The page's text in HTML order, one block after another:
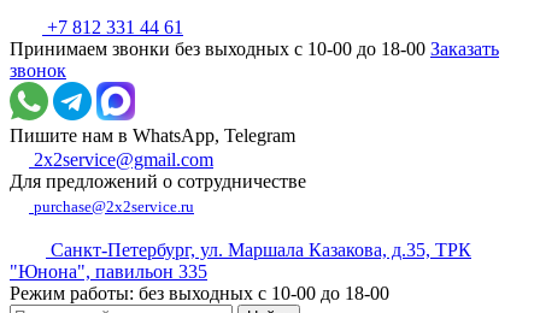
+7 812 331 44 61
Принимаем звонки без выходных с 10-00 до 18-00 Заказать
звонок
Пишите нам в WhatsApp, Telegram
2x2service@gmail.com
Для предложений о сотрудничестве
purchase@2x2service.ru
Санкт-Петербург, ул. Маршала Казакова, д.35, ТРК
"Юнона", павильон 335
Режим работы: без выходных с 10-00 до 18-00